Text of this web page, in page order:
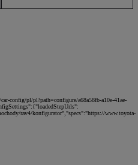
config/pl/pl?path=configure/a68a58fb-a10e-41ae-
rav4/konfigurator","specs":"https://www.toyota-